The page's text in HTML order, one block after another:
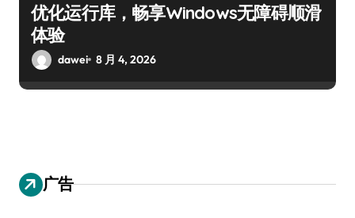
优化运行库，畅享Windows无障碍顺滑
体验
dawei 8 月 4, 2026
广告